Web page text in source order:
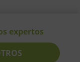
expertos